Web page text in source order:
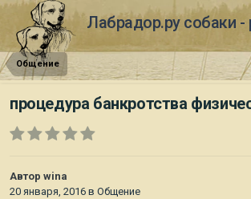
Лабрадор.ру собаки -
Общение
процедура банкротства
Автор wina
20 января, 2016 в Общение